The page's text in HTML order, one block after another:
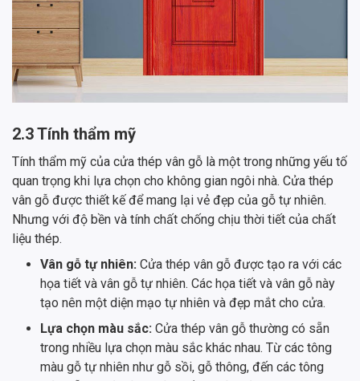
2.3 Tính thẩm mỹ
Tính thẩm mỹ của cửa thép vân gỗ là một trong những yếu tố
quan trọng khi lựa chọn cho không gian ngôi nhà. Cửa thép
vân gỗ được thiết kế để mang lại vẻ đẹp của gỗ tự nhiên.
Nhưng với độ bền và tính chất chống chịu thời tiết của chất
liệu thép.
Vân gỗ tự nhiên: Cửa thép vân gỗ được tạo ra với các
họa tiết và vân gỗ tự nhiên. Các họa tiết và vân gỗ này
tạo nên một diện mạo tự nhiên và đẹp mắt cho cửa.
Lựa chọn màu sắc: Cửa thép vân gỗ thường có sẵn
trong nhiều lựa chọn màu sắc khác nhau. Từ các tông
màu gỗ tự nhiên như gỗ sồi, gỗ thông, đến các tông